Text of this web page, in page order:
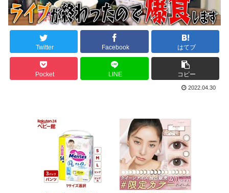
Twitter Facebook はてブ
Pocket LINE コピー
2022.04.30